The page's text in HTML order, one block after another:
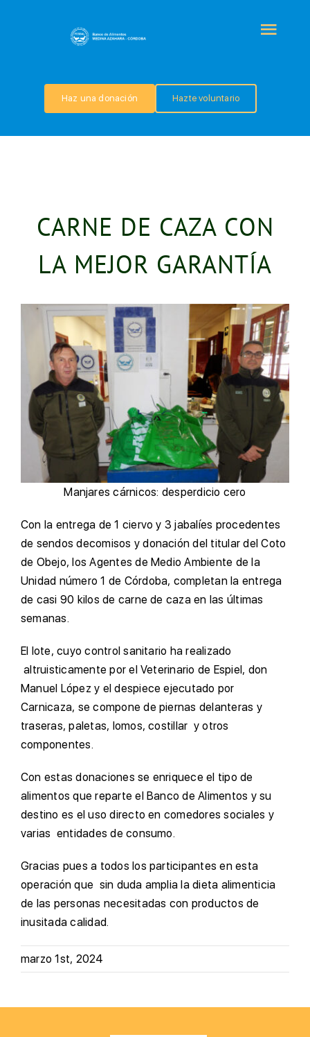
QUIÉNES SOMOS
TRANSPARENCIA
NOTICIAS
CONTACTO
Haz una donación Hazte voluntario
CARNE DE CAZA CON
LA MEJOR GARANTÍA
Manjares cárnicos: desperdicio cero
Con la entrega de 1 ciervo y 3 jabalíes procedentes
de sendos decomisos y donación del titular del Coto
de Obejo, los Agentes de Medio Ambiente de la
Unidad número 1 de Córdoba, completan la entrega
de casi 90 kilos de carne de caza en las últimas
semanas.
El lote, cuyo control sanitario ha realizado
altruisticamente por el Veterinario de Espiel, don
Manuel López y el despiece ejecutado por
Carnicaza, se compone de piernas delanteras y
traseras, paletas, lomos, costillar y otros
componentes.
Con estas donaciones se enriquece el tipo de
alimentos que reparte el Banco de Alimentos y su
destino es el uso directo en comedores sociales y
varias entidades de consumo.
Gracias pues a todos los participantes en esta
operación que sin duda amplia la dieta alimenticia
de las personas necesitadas con productos de
inusitada calidad.
marzo 1st, 2024